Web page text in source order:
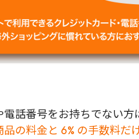
話番号をお持ちでない
の料金と 6% の手数料だけ